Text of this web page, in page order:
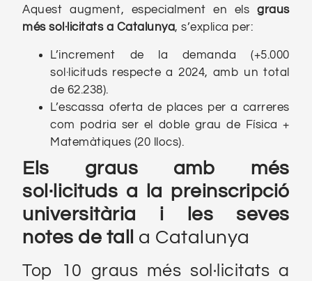
Aquest augment, especialment en elsgraus
més sol·licitats a Catalunya, s’explica per:
L’increment de la demanda (+5.000
sol·licituds respecte a 2024, amb un total
de 62.238).
L’escassa oferta de places per a carreres
com podria ser el doble grau de Física +
Matemàtiques (20 llocs).
Els graus amb més
sol·licituds a la preinscripció
universitària i les seves
notes de tall
a Catalunya
Top 10 graus més sol·licitats a